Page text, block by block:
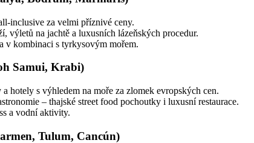
inclusive za velmi příznivé ceny.
výletů na jachtě a luxusních lázeňských procedur.
v kombinaci s tyrkysovým mořem.
Samui, Krabi)
hotely s výhledem na moře za zlomek evropských cen.
– thajské street food pochoutky i luxusní restaurace.
a vodní aktivity.
Tulum, Cancún)